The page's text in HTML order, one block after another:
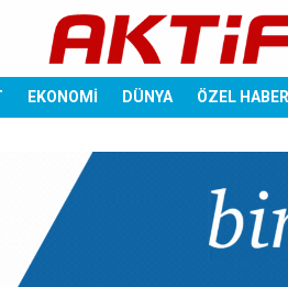
EKONOMİ DÜNYA ÖZEL HABER